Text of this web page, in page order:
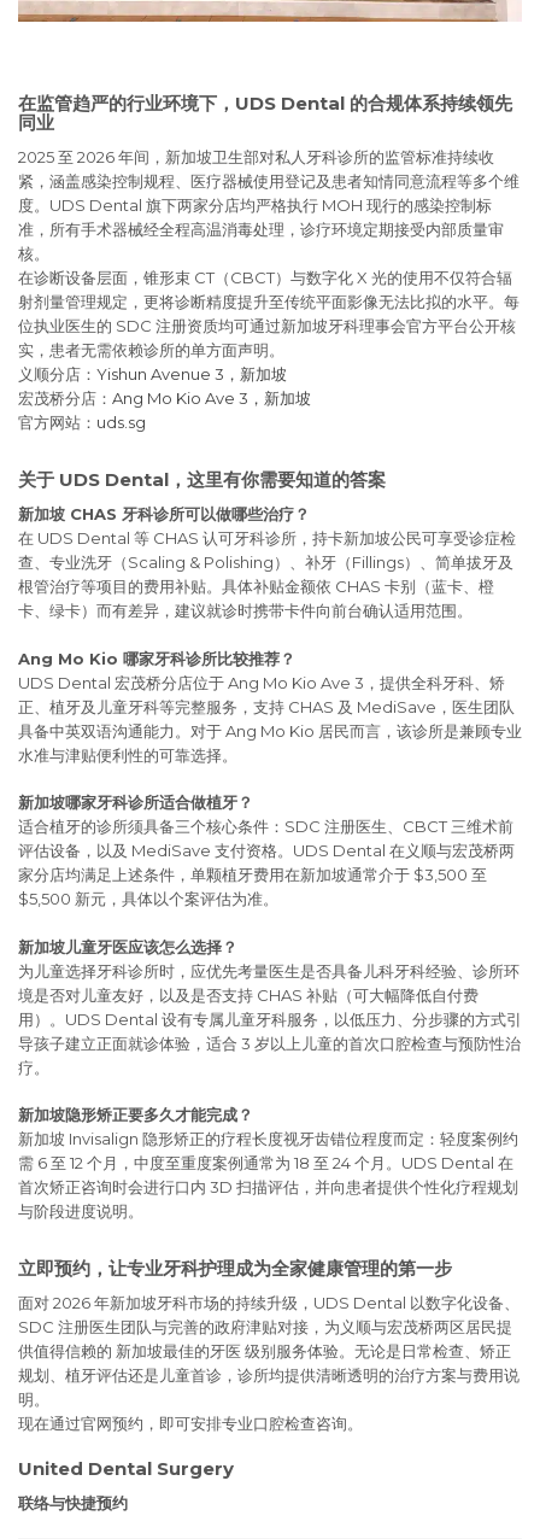
在监管趋严的行业环境下，UDS Dental 的合规体系持续领先
同业
2025 至 2026 年间，新加坡卫生部对私人牙科诊所的监管标准持续收
紧，涵盖感染控制规程、医疗器械使用登记及患者知情同意流程等多个维
度。UDS Dental 旗下两家分店均严格执行 MOH 现行的感染控制标
准，所有手术器械经全程高温消毒处理，诊疗环境定期接受内部质量审
核。
在诊断设备层面，锥形束 CT（CBCT）与数字化 X 光的使用不仅符合辐
射剂量管理规定，更将诊断精度提升至传统平面影像无法比拟的水平。每
位执业医生的 SDC 注册资质均可通过新加坡牙科理事会官方平台公开核
实，患者无需依赖诊所的单方面声明。
义顺分店： Yishun Avenue 3，新加坡
宏茂桥分店： Ang Mo Kio Ave 3，新加坡
官方网站： uds.sg
关于 UDS Dental，这里有你需要知道的答案
新加坡 CHAS 牙科诊所可以做哪些治疗？
在 UDS Dental 等 CHAS 认可牙科诊所，持卡新加坡公民可享受诊症检
查、专业洗牙（Scaling & Polishing）、补牙（Fillings）、简单拔牙及
根管治疗等项目的费用补贴。具体补贴金额依 CHAS 卡别（蓝卡、橙
卡、绿卡）而有差异，建议就诊时携带卡件向前台确认适用范围。
Ang Mo Kio 哪家牙科诊所比较推荐？
UDS Dental 宏茂桥分店位于 Ang Mo Kio Ave 3，提供全科牙科、矫
正、植牙及儿童牙科等完整服务，支持 CHAS 及 MediSave，医生团队
具备中英双语沟通能力。对于 Ang Mo Kio 居民而言，该诊所是兼顾专业
水准与津贴便利性的可靠选择。
新加坡哪家牙科诊所适合做植牙？
适合植牙的诊所须具备三个核心条件：SDC 注册医生、CBCT 三维术前
评估设备，以及 MediSave 支付资格。UDS Dental 在义顺与宏茂桥两
家分店均满足上述条件，单颗植牙费用在新加坡通常介于 $3,500 至
$5,500 新元，具体以个案评估为准。
新加坡儿童牙医应该怎么选择？
为儿童选择牙科诊所时，应优先考量医生是否具备儿科牙科经验、诊所环
境是否对儿童友好，以及是否支持 CHAS 补贴（可大幅降低自付费
用）。UDS Dental 设有专属儿童牙科服务，以低压力、分步骤的方式引
导孩子建立正面就诊体验，适合 3 岁以上儿童的首次口腔检查与预防性治
疗。
新加坡隐形矫正要多久才能完成？
新加坡 Invisalign 隐形矫正的疗程长度视牙齿错位程度而定：轻度案例约
需 6 至 12 个月，中度至重度案例通常为 18 至 24 个月。UDS Dental 在
首次矫正咨询时会进行口内 3D 扫描评估，并向患者提供个性化疗程规划
与阶段进度说明。
立即预约，让专业牙科护理成为全家健康管理的第一步
面对 2026 年新加坡牙科市场的持续升级，UDS Dental 以数字化设备、
SDC 注册医生团队与完善的政府津贴对接，为义顺与宏茂桥两区居民提
供值得信赖的 新加坡最佳的牙医 级别服务体验。无论是日常检查、矫正
规划、植牙评估还是儿童首诊，诊所均提供清晰透明的治疗方案与费用说
明。
现在通过官网预约，即可安排专业口腔检查咨询。
United Dental Surgery
联络与快捷预约